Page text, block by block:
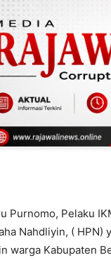
Purnomo, Pelaku
Nahdliyin, (
warga Kabupaten